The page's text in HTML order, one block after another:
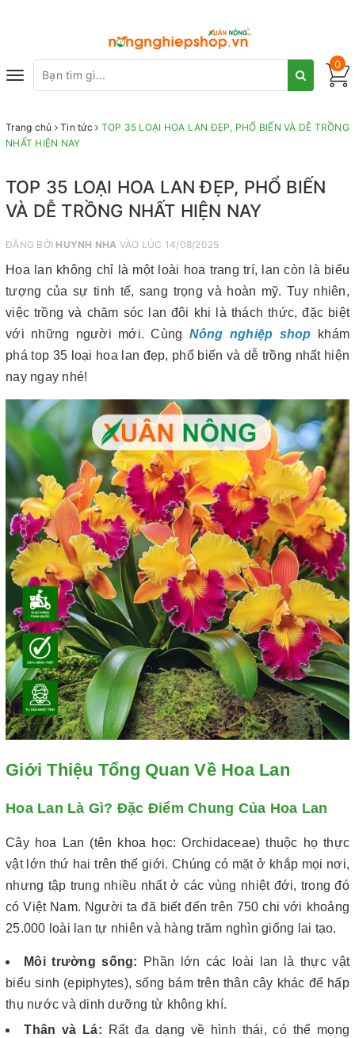
Toggle
0
Trang chủ Tin tức
TOP 35 LOẠI HOA LAN ĐẸP, PHỔ BIẾN VÀ DỄ TRỒNG
NHẤT HIỆN NAY
TOP 35 LOẠI HOA LAN ĐẸP, PHỔ BIẾN
VÀ DỄ TRỒNG NHẤT HIỆN NAY
ĐĂNG BỞI HUYNH NHA VÀO LÚC 14/08/2025
Hoa lan không chỉ là một loài hoa trang trí, lan còn là biểu
tượng của sự tinh tế, sang trọng và hoàn mỹ. Tuy nhiên,
việc trồng và chăm sóc lan đôi khi là thách thức, đặc biệt
với những người mới. Cùng Nông nghiệp shop khám
phá top 35 loại hoa lan đẹp, phổ biến và dễ trồng nhất hiện
nay ngay nhé!
Giới Thiệu Tổng Quan Về Hoa Lan
Hoa Lan Là Gì? Đặc Điểm Chung Của Hoa Lan
Cây hoa Lan (tên khoa học: Orchidaceae) thuộc họ thực
vật lớn thứ hai trên thế giới. Chúng có mặt ở khắp mọi nơi,
nhưng tập trung nhiều nhất ở các vùng nhiệt đới, trong đó
có Việt Nam. Người ta đã biết đến trên 750 chi với khoảng
25.000 loài lan tự nhiên và hàng trăm nghìn giống lai tạo.
Môi trường sống:
Phần lớn các loài lan là thực vật
biểu sinh (epiphytes), sống bám trên thân cây khác để hấp
thụ nước và dinh dưỡng từ không khí.
Thân và Lá: Rất đa dạng về hình thái, có thể mọng